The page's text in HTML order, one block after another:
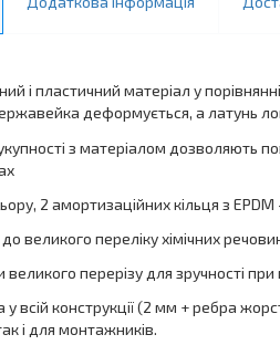
і пластичний матеріал у
деформується, а латунь
з матеріалом
2 амортизаційних кільця з
великого переліку хімічних
перерізу для зручності при
всій конструкції (2 мм + ребра
і для монтажників.